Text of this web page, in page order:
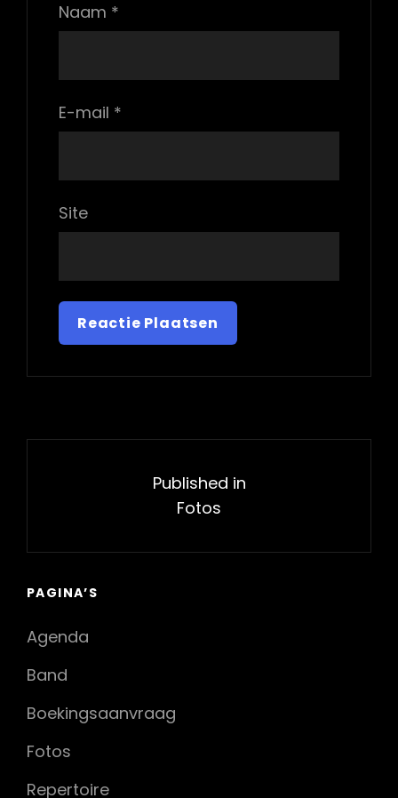
Naam *
E-mail *
Site
Published in
Fotos
PAGINA’S
Agenda
Band
Boekingsaanvraag
Fotos
Repertoire